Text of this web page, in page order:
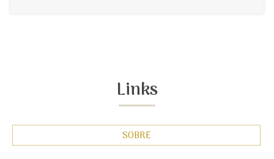
Links
SOBRE